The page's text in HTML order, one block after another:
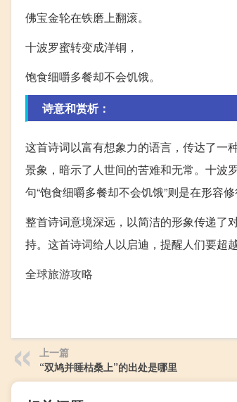
佛宝金轮在铁磨上翻滚。
十波罗蜜转变成洋铜，
饱食细嚼多餐却不会饥饿。
诗意和赏析：
这首诗词以富有想象力的语言，传达了一
景象，暗示了人世间的苦难和无常。十波
句“饱食细嚼多餐却不会饥饿”则是在形容
整首诗词意境深远，以简洁的形象传递了
持。这首诗词给人以启迪，提醒人们要超
全球旅游攻略
上一篇
“双鸠并睡枯桑上”的出处是哪里